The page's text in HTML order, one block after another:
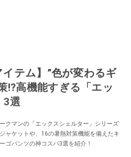
イテム】”色が変わるギ
!?高機能すぎる「エッ
3選
クマンの「エックスシェルター」シリーズ
ャケットや、16の暑熱対策機能を備えたキ
ゴパンツの神コスパ3選を紹介！